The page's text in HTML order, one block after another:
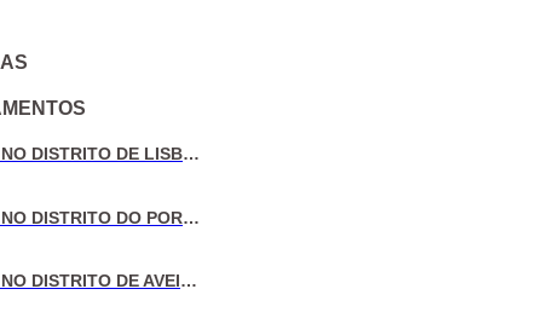
VENDA DE MORADIAS NO DISTRITO DE LISBOA
VENDA DE MORADIAS NO DISTRITO DO PORTO
VENDA DE MORADIAS NO DISTRITO DE AVEIRO